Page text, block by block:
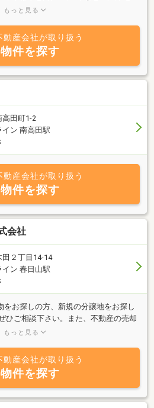
余年。「上越－美しが丘街区」をはじ
一戸建・マンション・メゾネットテ
分譲や、建物・駐車場の賃貸と、収益
理業務の鋭意展開に努めています。ま
による財産処分に伴う不動産売却は市
がおりますのでお気軽にご相談下さ
。新潟県下最大の弁護士事務所「一新
ーアップを誠実に対応します。 皆様
両手をあげて歓迎します。どうぞ何
もっと見る
動産会社が取り扱う
件を探す
高田町1-2
ン 南高田駅
動産会社が取り扱う
件を探す
会社
２丁目14-14
ン 春日山駅
をお探しの方、新規の分譲地をお探し
ひご相談下さい。また、不動産の売却
もＪマテグループが全て行いますので
もっと見る
動産会社が取り扱う
件を探す